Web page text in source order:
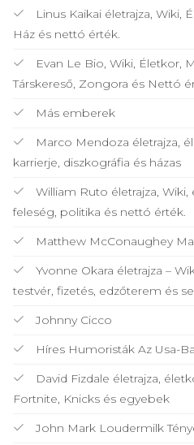
Linus Kaikai életrajza, Wiki,
Ház és nettó érték.
Evan Le Bio, Wiki, Életkor,
Társkereső, Zongora és Nettó
Más emberek
Marco Mendoza életrajza,
karrierje, diszkográfia és házas
William Ruto életrajza,
feleség, politika és nettó érték.
Matthew McConaughey
Yvonne Okara életrajza –
testvér, fizetés, edzőterem és
Johnny Cicco
Híres Humoristák Az Usa-
David Fizdale életrajza,
Fortnite, Knicks és egyebek
John Mark Loudermilk